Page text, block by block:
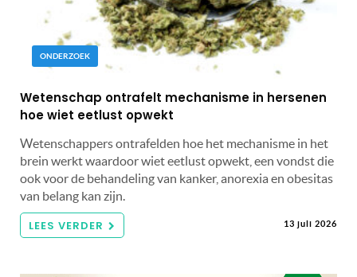
ONDERZOEK
Wetenschap ontrafelt mechanisme in hersenen
hoe wiet eetlust opwekt
Wetenschappers ontrafelden hoe het mechanisme in het
brein werkt waardoor wiet eetlust opwekt, een vondst die
ook voor de behandeling van kanker, anorexia en obesitas
van belang kan zijn.
LEES VERDER 13 juli 2026